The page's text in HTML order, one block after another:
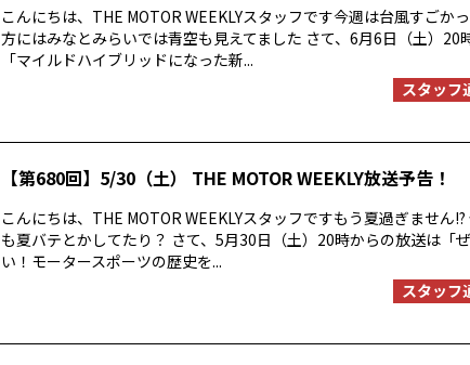
こんにちは、THE MOTOR WEEKLYスタッフです今週は台風すごか
方にはみなとみらいでは青空も見えてました さて、6月6日（土）20
「マイルドハイブリッドになった新...
スタッフ
【第680回】5/30（土） THE MOTOR WEEKLY放送予告！
こんにちは、THE MOTOR WEEKLYスタッフですもう夏過ぎません!?
も夏バテとかしてたり？ さて、5月30日（土）20時からの放送は「
い！モータースポーツの歴史を...
スタッフ